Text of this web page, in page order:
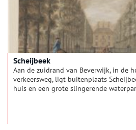
Scheijbeek
Aan de zuidrand van Beverwijk, in de
verkeersweg, ligt buitenplaats
huis en een grote slingerende